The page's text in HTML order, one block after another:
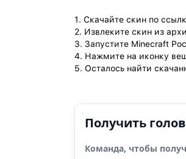
1. Скачайте скин по
2. Извлеките скин из
3. Запустите Minecraft
4. Нажмите на иконку
5. Осталось найти
Получить
Команда, чтобы